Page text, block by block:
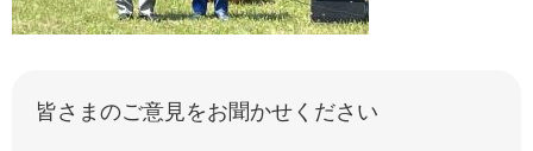
皆さまのご意見をお聞かせください